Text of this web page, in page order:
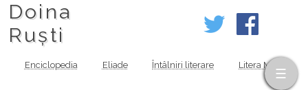
Doina
Ruști
Enciclopedia Eliade Întâlniri literare Litera MOV